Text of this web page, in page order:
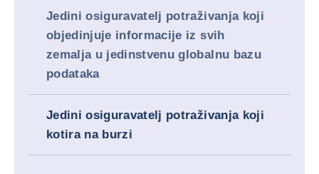
Jedini osiguravatelj potraživanja koji
objedinjuje informacije iz svih
zemalja u jedinstvenu globalnu bazu
podataka
Jedini osiguravatelj potraživanja koji
kotira na burzi